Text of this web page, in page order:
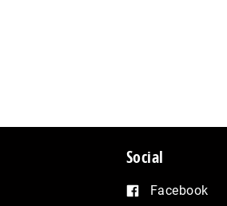
Social
Facebook